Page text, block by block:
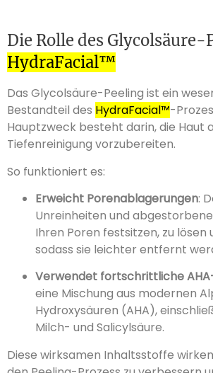
Die Rolle des Glycolsäure-
HydraFacial™
Das Glycolsäure-Peeling ist ein
Bestandteil des HydraFacial™-
Hauptzweck besteht darin, die Haut
Tiefenreinigung vorzubereiten.
So funktioniert es:
Erweicht Porenablagerungen:
Unreinheiten und
Ihren Poren festsitzen, zu lösen
sodass sie leichter entfernt
Verwendet fortschrittliche
eine Mischung aus modernen
Hydroxysäuren (AHA),
Milch- und Salicylsäure.
Diese wirksamen Inhaltsstoffe